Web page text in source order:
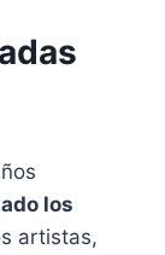
los
artistas,